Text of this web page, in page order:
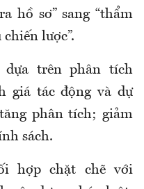
hồ sơ” sang “thẩm
lược”.
trên phân tích
giá tác động và dự
phân tích; giảm
sách.
hợp chặt chẽ với